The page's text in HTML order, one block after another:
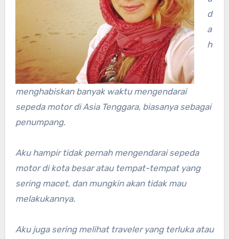
d
a
h
menghabiskan banyak waktu mengendarai
sepeda motor di Asia Tenggara, biasanya sebagai
penumpang.
Aku hampir tidak pernah mengendarai sepeda
motor di kota besar atau tempat-tempat yang
sering macet, dan mungkin akan tidak mau
melakukannya.
Aku juga sering melihat traveler yang terluka atau